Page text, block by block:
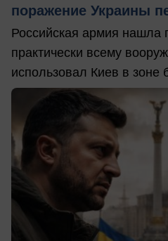
поражение Украины
Российская армия нашла
практически всему
использовал Киев в зоне